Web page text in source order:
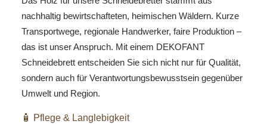
nachhaltig bewirtschafteten, heimischen Wäldern. Kurze
Transportwege, regionale Handwerker, faire Produktion –
das ist unser Anspruch. Mit einem DEKOFANT
Schneidebrett entscheiden Sie sich nicht nur für Qualität,
sondern auch für Verantwortungsbewusstsein gegenüber
Umwelt und Region.
🧴 Pflege & Langlebigkeit